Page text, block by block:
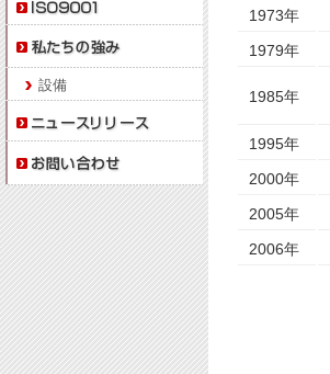
1973年
1979年
1985年
1995年
2000年
2005年
2006年
設備